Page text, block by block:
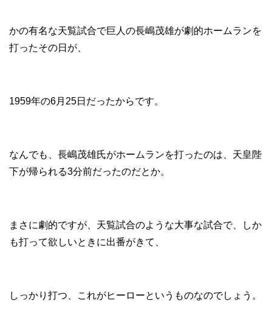
かの有名な天覧試合で巨人の長嶋茂雄が劇的ホームランを
打ったその日が、
1959年の6月25日だったからです。
なんでも、長嶋茂雄氏がホームランを打ったのは、天皇陛
下が帰られる3分前だったのだとか。
まさに劇的ですが、天覧試合のような大事な試合で、しか
も打って欲しいときに出番がきて、
しっかり打つ、これがヒーローというものなのでしょう。